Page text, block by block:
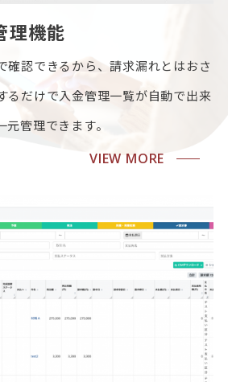
理機能
確認できるから、請求漏れとはおさ
るだけで入金管理一覧が自動で出来
元管理できます。
VIEW MORE